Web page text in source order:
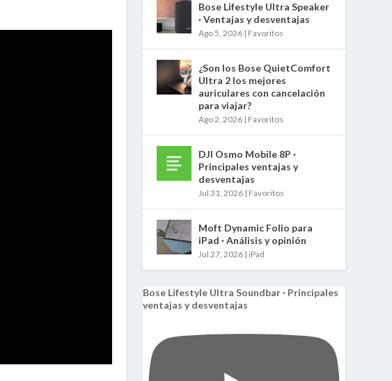
Bose Lifestyle Ultra Speaker
· Ventajas y desventajas
Ago 5, 2026 | Favoritos
¿Son los Bose QuietComfort
Ultra 2 los mejores
auriculares con cancelación
para viajar?
Ago 2, 2026 | Favoritos
DJI Osmo Mobile 8P ·
Principales ventajas y
desventajas
Jul 31, 2026 | Favoritos
Moft Dynamic Folio para
iPad · Análisis y opinión
Jul 27, 2026 | iPad
Bose Lifestyle Ultra Soundbar · Principales
ventajas y desventajas